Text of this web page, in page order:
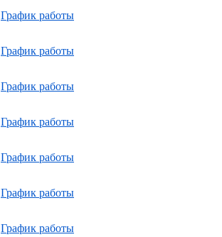
График работы
График работы
График работы
График работы
График работы
График работы
График работы